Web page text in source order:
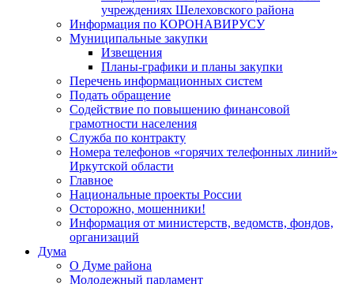
учреждениях Шелеховского района
Информация по КОРОНАВИРУСУ
Муниципальные закупки
Извещения
Планы-графики и планы закупки
Перечень информационных систем
Подать обращение
Содействие по повышению финансовой
грамотности населения
Служба по контракту
Номера телефонов «горячих телефонных линий»
Иркутской области
Главное
Национальные проекты России
Осторожно, мошенники!
Информация от министерств, ведомств, фондов,
организаций
Дума
О Думе района
Молодежный парламент